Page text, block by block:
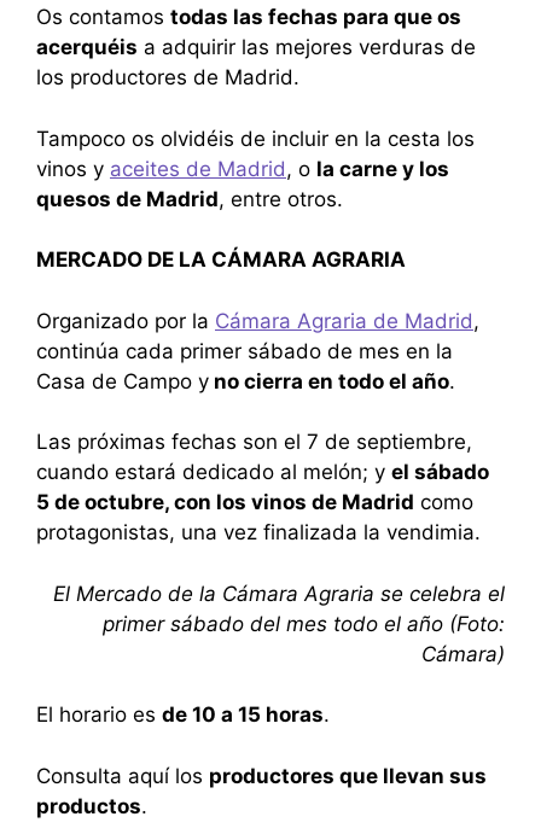
Os contamos todas las fechas para que os
acerquéis a adquirir las mejores verduras de
los productores de Madrid.
Tampoco os olvidéis de incluir en la cesta los
vinos y aceites de Madrid, o la carne y los
quesos de Madrid, entre otros.
MERCADO DE LA CÁMARA AGRARIA
Organizado por la Cámara Agraria de Madrid,
continúa cada primer sábado de mes en la
Casa de Campo y no cierra en todo el año.
Las próximas fechas son el 7 de septiembre,
cuando estará dedicado al melón; y el sábado
5 de octubre, con los vinos de Madrid como
protagonistas, una vez finalizada la vendimia.
El Mercado de la Cámara Agraria se celebra el
primer sábado del mes todo el año (Foto:
Cámara)
El horario es de 10 a 15 horas.
Consulta aquí los productores que llevan sus
productos.